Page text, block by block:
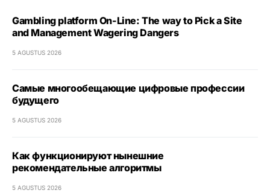
Gambling platform On-Line: The way to Pick a Site
and Management Wagering Dangers
5 AGUSTUS 2026
Самые многообещающие цифровые профессии
будущего
5 AGUSTUS 2026
Как функционируют нынешние
рекомендательные алгоритмы
5 AGUSTUS 2026